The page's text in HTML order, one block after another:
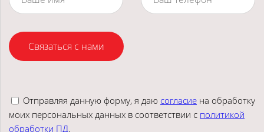
Связаться с нами
Отправляя данную форму, я даю согласие на обработку
моих персональных данных в соответствии с политикой
обработки ПД.